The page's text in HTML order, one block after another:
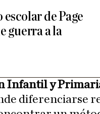
de Page
guerra a la
Infantil y
diferenciarse